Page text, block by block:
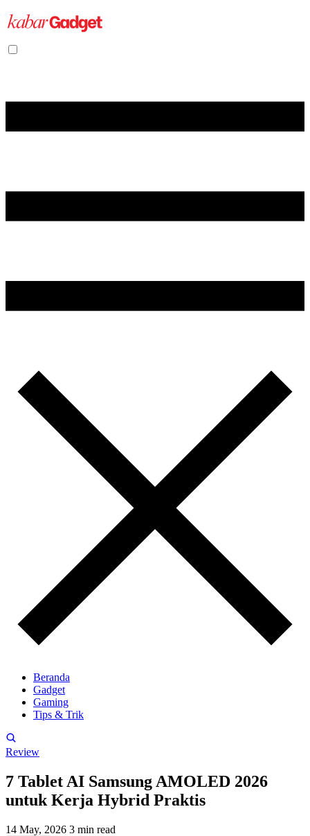
Beranda
Gadget
Gaming
Tips & Trik
Review
7 Tablet AI Samsung AMOLED 2026
untuk Kerja Hybrid Praktis
14 May, 2026 3 min read